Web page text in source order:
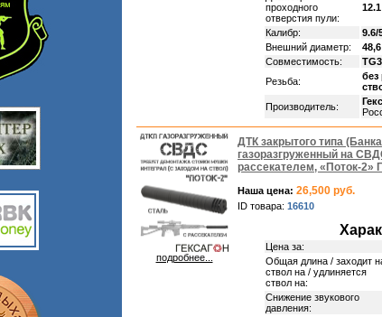
проходного
отверстия пули:
12.1
Калибр:
9.6/
Внешний диаметр:
48,6
Совместимость:
TG3
Резьба:
без
Производитель:
подробнее...
ДТК закрытого типа
газоразгруженный на
рассекателем, «Поток-2»
Наша цена: 26,500 руб.
ID товара: 16610
Цена за:
Общая длина / заходит
ствол на / удлиняется
ствол на:
Снижение звукового
давления: